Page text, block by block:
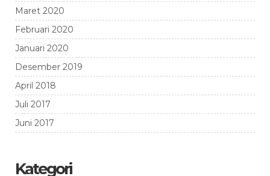
Maret 2020
Februari 2020
Januari 2020
Desember 2019
April 2018
Juli 2017
Juni 2017
Kategori